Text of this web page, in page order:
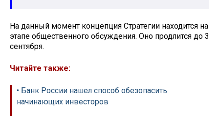
На данный момент концепция Стратегии находится на
этапе общественного обсуждения. Оно продлится до 3
сентября.
Читайте также:
• Банк России нашел способ обезопасить
начинающих инвесторов